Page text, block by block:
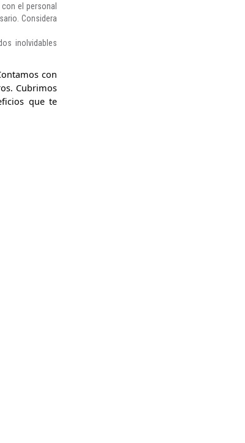
el personal
Considera
inolvidables
con
Cubrimos
que te